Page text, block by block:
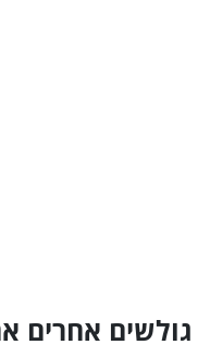
גולשים אחרים